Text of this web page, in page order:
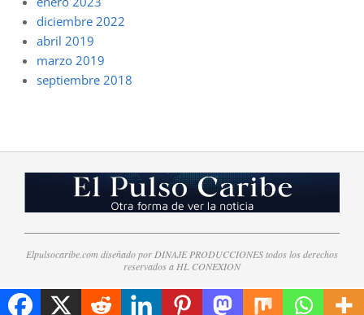
diciembre 2022
abril 2019
marzo 2019
septiembre 2018
Elpulsocaribe.com diseñado por DINAJE PRODUCCIONES todos los derechos
reservados a HL CONEXION